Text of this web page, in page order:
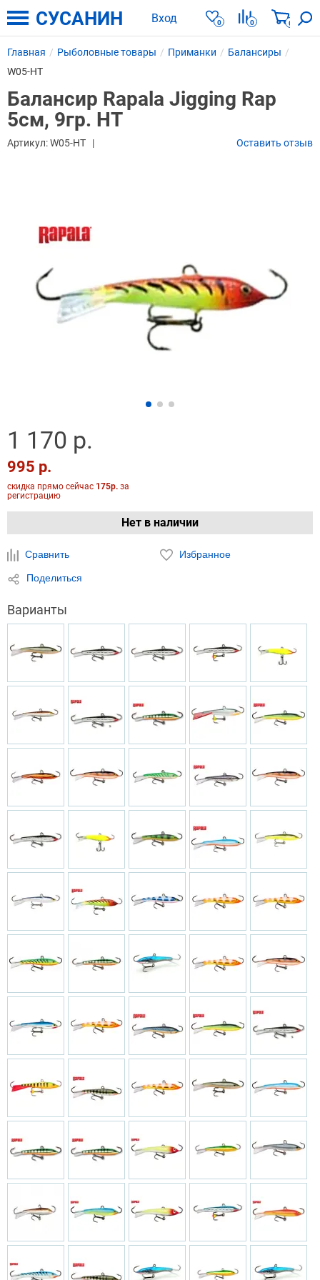
Вход 0 0 0
СУСАНИН
Главная Рыболовные товары Приманки
Балансиры
W05-HT
Балансир Rapala Jigging Rap
5см, 9гр. HT
Артикул:W05-HT Оставить отзыв
1 170 р.
995 р.
скидка прямо сейчас 175р. за
регистрацию
Нет в наличии
Сравнить Избранное
Поделиться
Варианты